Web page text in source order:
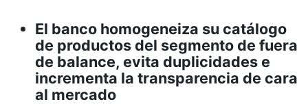
El banco homogeneiza su catálogo
de productos del segmento de fuera
de balance, evita duplicidades e
incrementa la transparencia de cara
al mercado